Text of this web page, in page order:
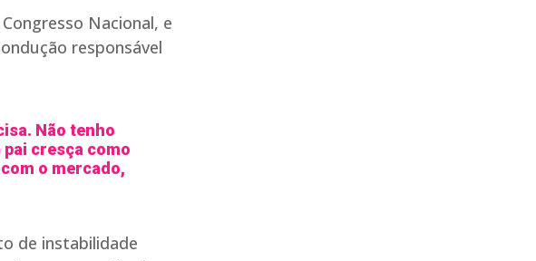
Nacional, e
responsável
Não tenho
cresça como
o mercado,
de instabilidade